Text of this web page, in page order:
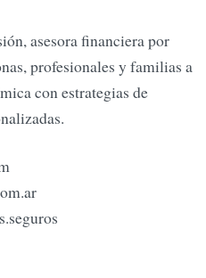
asesora financiera por
profesionales y familias a
con estrategias de